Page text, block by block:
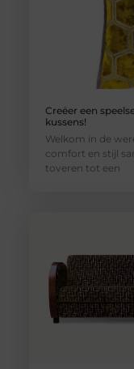
Creëer een
kussens!
Welkom in de
comfort en stijl
toveren tot een